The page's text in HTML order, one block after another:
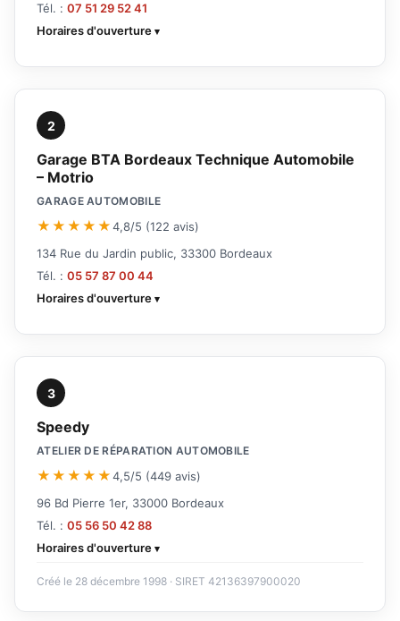
Tél. : 07 51 29 52 41
Horaires d'ouverture
2
Garage BTA Bordeaux Technique Automobile
– Motrio
GARAGE AUTOMOBILE
★★★★★4,8/5 (122 avis)
134 Rue du Jardin public, 33300 Bordeaux
Tél. : 05 57 87 00 44
Horaires d'ouverture
3
Speedy
ATELIER DE RÉPARATION AUTOMOBILE
★★★★★4,5/5 (449 avis)
96 Bd Pierre 1er, 33000 Bordeaux
Tél. : 05 56 50 42 88
Horaires d'ouverture
Créé le 28 décembre 1998 · SIRET 42136397900020